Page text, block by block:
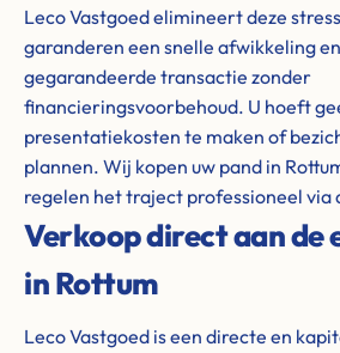
Leco Vastgoed elimineert deze
garanderen een snelle afwikkeling
gegarandeerde transactie zonder
financieringsvoorbehoud. U hoeft
presentatiekosten te maken of
plannen. Wij kopen uw pand in
regelen het traject professioneel via
Verkoop direct aan de
in Rottum
Leco Vastgoed is een directe en